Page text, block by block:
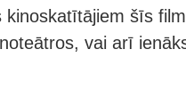
kinoskatītājiem šīs
vai arī